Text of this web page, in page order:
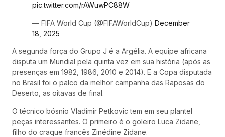
pic.twitter.com/rAWuwPC88W
— FIFA World Cup (@FIFAWorldCup) December
18, 2025
A segunda força do Grupo J é a Argélia. A equipe africana
disputa um Mundial pela quinta vez em sua história (após as
presenças em 1982, 1986, 2010 e 2014). E a Copa disputada
no Brasil foi o palco da melhor campanha das Raposas do
Deserto, as oitavas de final.
O técnico bósnio Vladimir Petkovic tem em seu plantel
peças interessantes. O primeiro é o goleiro Luca Zidane,
filho do craque francês Zinédine Zidane.